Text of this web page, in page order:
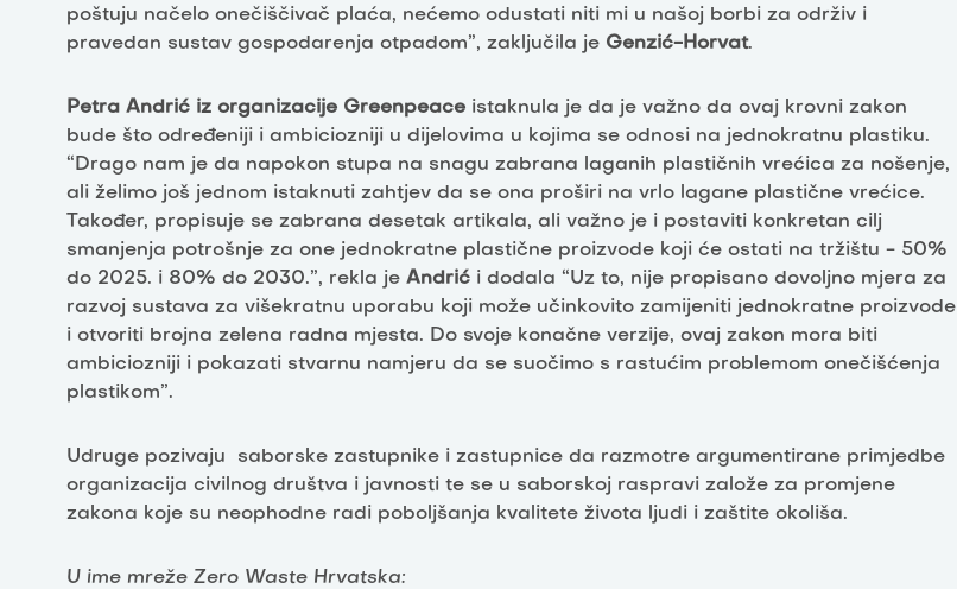
poštuju načelo onečiščivač plaća, nećemo odustati niti mi u našoj borbi za održiv i
pravedan sustav gospodarenja otpadom”, zaključila je Genzić-Horvat.
Petra Andrić iz organizacije Greenpeace istaknula je da je važno da ovaj krovni zakon
bude što određeniji i ambiciozniji u dijelovima u kojima se odnosi na jednokratnu plastiku.
“Drago nam je da napokon stupa na snagu zabrana laganih plastičnih vrećica za nošenje,
ali želimo još jednom istaknuti zahtjev da se ona proširi na vrlo lagane plastične vrećice.
Također, propisuje se zabrana desetak artikala, ali važno je i postaviti konkretan cilj
smanjenja potrošnje za one jednokratne plastične proizvode koji će ostati na tržištu - 50%
do 2025. i 80% do 2030.”, rekla je Andrić i dodala “Uz to, nije propisano dovoljno mjera za
razvoj sustava za višekratnu uporabu koji može učinkovito zamijeniti jednokratne proizvode
i otvoriti brojna zelena radna mjesta. Do svoje konačne verzije, ovaj zakon mora biti
ambiciozniji i pokazati stvarnu namjeru da se suočimo s rastućim problemom onečišćenja
plastikom”.
Udruge pozivaju saborske zastupnike i zastupnice da razmotre argumentirane primjedbe
organizacija civilnog društva i javnosti te se u saborskoj raspravi založe za promjene
zakona koje su neophodne radi poboljšanja kvalitete života ljudi i zaštite okoliša.
U ime mreže Zero Waste Hrvatska: